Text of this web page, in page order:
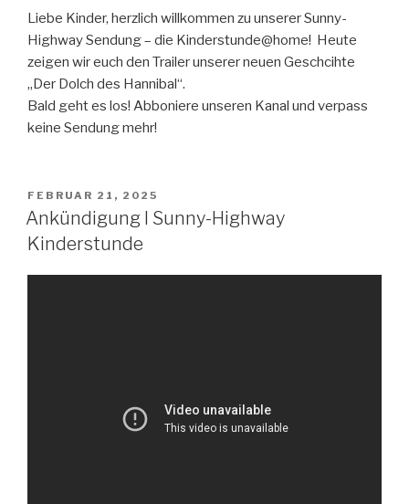
Liebe Kinder, herzlich willkommen zu unserer Sunny-
Highway Sendung – die Kinderstunde@home! Heute
zeigen wir euch den Trailer unserer neuen Geschcihte
„Der Dolch des Hannibal“.
Bald geht es los! Abboniere unseren Kanal und verpass
keine Sendung mehr!
VERÖFFENTLICHT
AM
FEBRUAR 21, 2025
Ankündigung I Sunny-Highway
Kinderstunde